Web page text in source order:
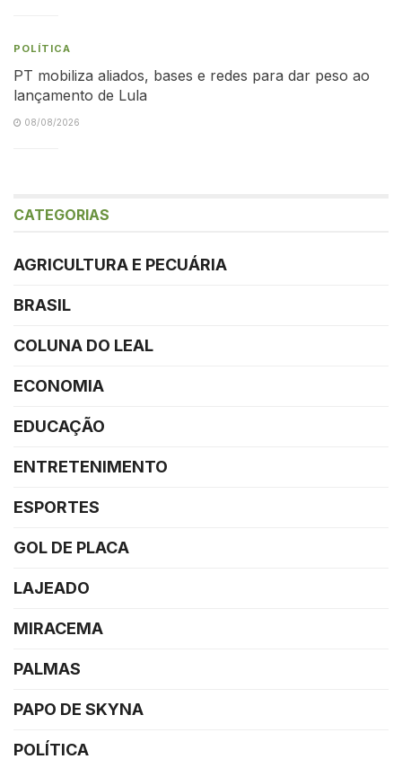
POLÍTICA
PT mobiliza aliados, bases e redes para dar peso ao
lançamento de Lula
08/08/2026
CATEGORIAS
AGRICULTURA E PECUÁRIA
BRASIL
COLUNA DO LEAL
ECONOMIA
EDUCAÇÃO
ENTRETENIMENTO
ESPORTES
GOL DE PLACA
LAJEADO
MIRACEMA
PALMAS
PAPO DE SKYNA
POLÍTICA